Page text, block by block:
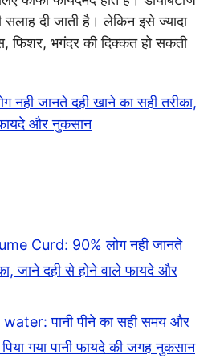
सलाह दी जाती है। लेकिन इसे ज्यादा
फिशर, भगंदर की दिक्कत हो सकती
नही जानते दही खाने का सही तरीका,
और नुकसान
Curd: 90% लोग नही जानते
जाने दही से होने वाले फायदे और
पानी पीने का सही समय और
गया पानी फायदे की जगह नुकसान